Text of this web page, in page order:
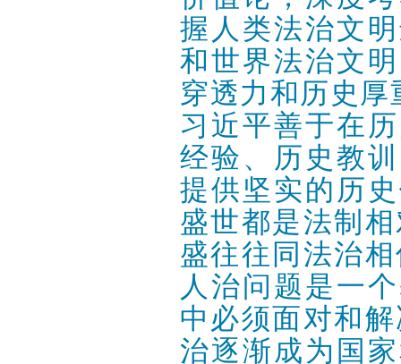
握人类法治文
和世界法治文
穿透力和历史厚
习近平善于在
经验、历史教
提供坚实的历
盛世都是法制
盛往往同法治
人治问题是一
中必须面对和
治逐渐成为国